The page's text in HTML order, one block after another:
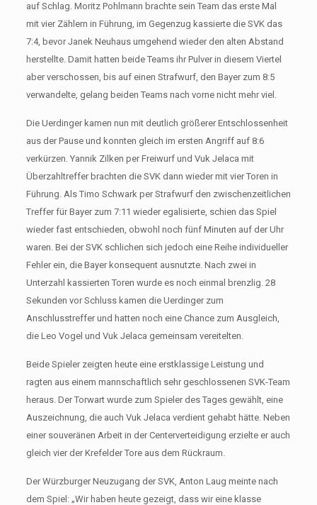
auf Schlag. Moritz Pohlmann brachte sein Team das erste Mal
mit vier Zählern in Führung, im Gegenzug kassierte die SVK das
7:4, bevor Janek Neuhaus umgehend wieder den alten Abstand
herstellte. Damit hatten beide Teams ihr Pulver in diesem Viertel
aber verschossen, bis auf einen Strafwurf, den Bayer zum 8:5
verwandelte, gelang beiden Teams nach vorne nicht mehr viel.
Die Uerdinger kamen nun mit deutlich größerer Entschlossenheit
aus der Pause und konnten gleich im ersten Angriff auf 8:6
verkürzen. Yannik Zilken per Freiwurf und Vuk Jelaca mit
Überzahltreffer brachten die SVK dann wieder mit vier Toren in
Führung. Als Timo Schwark per Strafwurf den zwischenzeitlichen
Treffer für Bayer zum 7:11 wieder egalisierte, schien das Spiel
wieder fast entschieden, obwohl noch fünf Minuten auf der Uhr
waren. Bei der SVK schlichen sich jedoch eine Reihe individueller
Fehler ein, die Bayer konsequent ausnutzte. Nach zwei in
Unterzahl kassierten Toren wurde es noch einmal brenzlig. 28
Sekunden vor Schluss kamen die Uerdinger zum
Anschlusstreffer und hatten noch eine Chance zum Ausgleich,
die Leo Vogel und Vuk Jelaca gemeinsam vereitelten.
Beide Spieler zeigten heute eine erstklassige Leistung und
ragten aus einem mannschaftlich sehr geschlossenen SVK-Team
heraus. Der Torwart wurde zum Spieler des Tages gewählt, eine
Auszeichnung, die auch Vuk Jelaca verdient gehabt hätte. Neben
einer souveränen Arbeit in der Centerverteidigung erzielte er auch
gleich vier der Krefelder Tore aus dem Rückraum.
Der Würzburger Neuzugang der SVK, Anton Laug meinte nach
dem Spiel: „Wir haben heute gezeigt, dass wir eine klasse